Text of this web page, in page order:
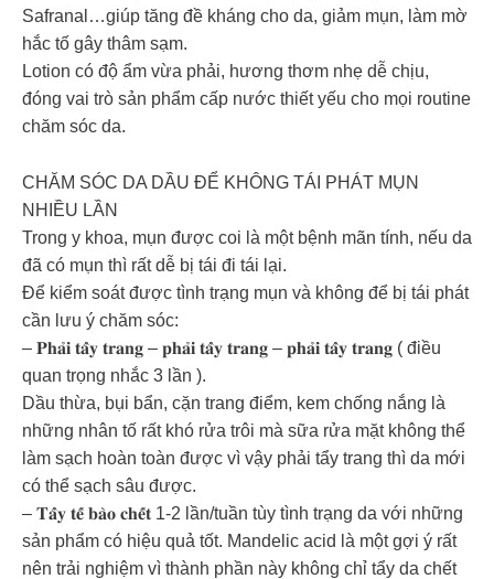
Safranal…giúp tăng đề kháng cho da, giảm mụn, làm mờ
hắc tố gây thâm sạm.
Lotion có độ ẩm vừa phải, hương thơm nhẹ dễ chịu,
đóng vai trò sản phẩm cấp nước thiết yếu cho mọi routine
chăm sóc da.
CHĂM SÓC DA DẦU ĐỂ KHÔNG TÁI PHÁT MỤN
NHIỀU LẦN
Trong y khoa, mụn được coi là một bệnh mãn tính, nếu da
đã có mụn thì rất dễ bị tái đi tái lại.
Để kiểm soát được tình trạng mụn và không để bị tái phát
cần lưu ý chăm sóc:
– 𝐏𝐡𝐚̉𝐢 𝐭𝐚̂̉𝐲 𝐭𝐫𝐚𝐧𝐠 – 𝐩𝐡𝐚̉𝐢 𝐭𝐚̂̉𝐲 𝐭𝐫𝐚𝐧𝐠 – 𝐩𝐡𝐚̉𝐢 𝐭𝐚̂̉𝐲 𝐭𝐫𝐚𝐧𝐠 ( điều
quan trọng nhắc 3 lần ).
Dầu thừa, bụi bẩn, cặn trang điểm, kem chống nắng là
những nhân tố rất khó rửa trôi mà sữa rửa mặt không thể
làm sạch hoàn toàn được vì vậy phải tẩy trang thì da mới
có thể sạch sâu được.
– 𝐓𝐚̂̉𝐲 𝐭𝐞̂́ 𝐛𝐚̀𝐨 𝐜𝐡𝐞̂́𝐭 1-2 lần/tuần tùy tình trạng da với những
sản phẩm có hiệu quả tốt. Mandelic acid là một gợi ý rất
nên trải nghiệm vì thành phần này không chỉ tẩy da chết